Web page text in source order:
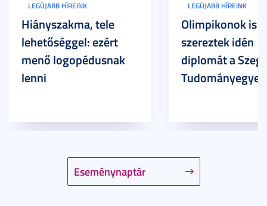
Eseménynaptár
LEGÚJABB HÍREINK
Hiányszakma, tele
lehetőséggel: ezért
menő logopédusnak
lenni
LEGÚJABB HÍREINK
Olimpikonok is
szereztek idén
diplomát a